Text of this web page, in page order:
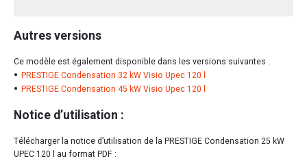
Autres versions
Ce modèle est également disponible dans les versions suivantes :
PRESTIGE Condensation 32 kW Visio Upec 120 l
PRESTIGE Condensation 45 kW Visio Upec 120 l
Notice d’utilisation :
Télécharger la notice d’utilisation de la PRESTIGE Condensation 25 kW
UPEC 120 l au format PDF :